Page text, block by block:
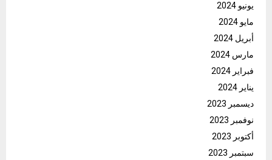
يونيو 2024
مايو 2024
أبريل 2024
مارس 2024
فبراير 2024
يناير 2024
ديسمبر 2023
نوفمبر 2023
أكتوبر 2023
سبتمبر 2023